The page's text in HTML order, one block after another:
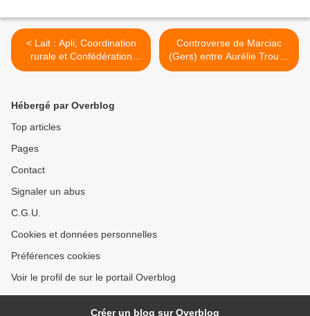
< Lait : Apli, Coordination
rurale et Confédération
paysanne ensemble
Controverse de Marciac
(Gers) entre Aurélie Trouvé
et Philippe Chalmin >
Hébergé par Overblog
Top articles
Pages
Contact
Signaler un abus
C.G.U.
Cookies et données personnelles
Préférences cookies
Voir le profil de sur le portail Overblog
Créer un blog sur Overblog